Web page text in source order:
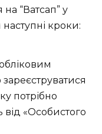
“Ватсап” у
кроки:
зареєструватися
потрібно
від «Особистого